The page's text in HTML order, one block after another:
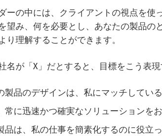
ーの中には、クライアントの視点を使
望み、何を必要とし、あなたの製品の
り理解することができます。
名が「X」だとすると、目標をこう表現
製品のデザインは、私にマッチしている
常に迅速かつ確実なソリューションを
品は、私の仕事を簡素化するのに役立っ